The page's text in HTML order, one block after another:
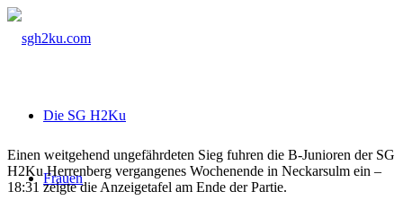
Die SG H2Ku
Frauen
Einen weitgehend ungefährdeten Sieg fuhren die B-Junioren der SG
H2Ku Herrenberg vergangenes Wochenende in Neckarsulm ein –
18:31 zeigte die Anzeigetafel am Ende der Partie.